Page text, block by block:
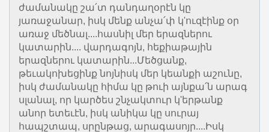
ժամանակը շա՛տ դանդաղօրէն կը
յառաջանար, իսկ մենք անչա՛փ կ'ուզէինք օր
առաջ մեծնալ....հասնիլ մեր երազներու
կատարին.... վարդագոյն, հեքիաթային
երազներու կատարին...Մեծցանք,
թեւակոխեցինք նոյնիսկ մեր կեանքի աշունը,
իսկ ժամանակը հիմա կը թուի այնքա՛ն արագ
սլանալ, որ կարծես շնչակտուր կ'երթանք
անոր ետեւէն, իսկ անիկա կը սուրայ
հապշտապ, սրընթաց, արագասոյր....Իսկ